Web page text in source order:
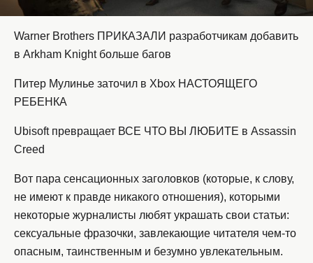
Warner Brothers ПРИКАЗАЛИ разработчикам добавить
в Arkham Knight больше багов
Питер Мулинье заточил в Xbox НАСТОЯЩЕГО
РЕБЕНКА
Ubisoft превращает ВСЕ ЧТО ВЫ ЛЮБИТЕ в Assassin
Creed
Вот пара сенсационных заголовков (которые, к слову,
не имеют к правде никакого отношения), которыми
некоторые журналисты любят украшать свои статьи:
сексуальные фразочки, завлекающие читателя чем-то
опасным, таинственным и безумно увлекательным.